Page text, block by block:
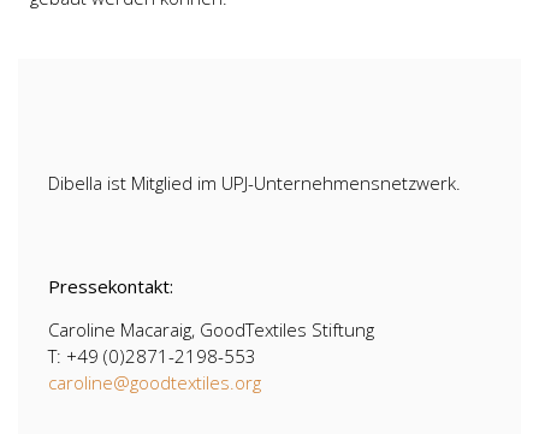
Dibella ist Mitglied im UPJ-Unternehmensnetzwerk.
Pressekontakt:
Caroline Macaraig, GoodTextiles Stiftung
T: +49 (0)2871-2198-553
caroline@goodtextiles.org